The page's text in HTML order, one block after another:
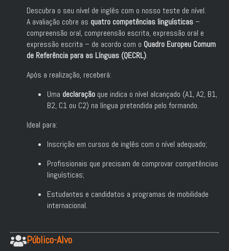
Descubra o seu nível de inglês com o nosso teste de nível.
A avaliação cobre as quatro competências linguísticas–
compreensão oral, compreensão escrita, expressão oral e
expressão escrita – de acordo com o Quadro Europeu Comum
de Referência para as Línguas (QECRL).
Após a realização, receberá:
Uma declaração que indica o nível alcançado (A1, A2, B1,
B2, C1 ou C2) na língua pretendida pelo formando.
Ideal para:
Inscrição em cursos de inglês com o nível adequado;
Profissionais que precisam de comprovar competências
linguísticas;
Estudantes e candidatos a programas de mobilidade
internacional.
Público-Alvo